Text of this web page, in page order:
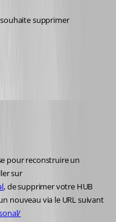
supprimer
pour reconstruire un
nouveau HUB Personal, je vous conseille d'aller sur
, de supprimer votre HUB
nouveau via le URL suivant